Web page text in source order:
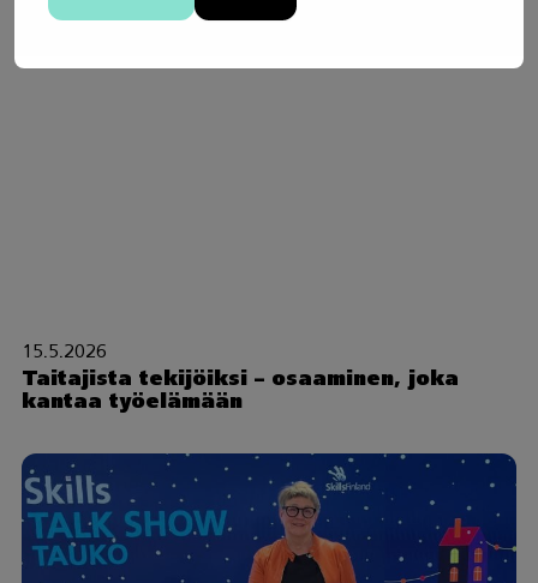
15.5.2026
Taitajista tekijöiksi – osaaminen, joka
kantaa työelämään